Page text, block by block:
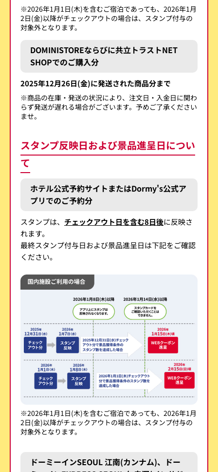
※2026年1月1日(木)を含むご宿泊であっても、2026年1月
2日(金)以降がチェックアウトの場合は、スタンプ付与の
対象外となります。
DOMINISTOREならびに共立トラストNET
SHOPでのご購入分
2025年12月26日(金)に発送された商品分まで
※商品の在庫・発送の状況により、注文日・入金日に関わ
らず発送が遅れる場合がございます。予めご了承ください
ませ。
スタンプ反映日および景品進呈日につい
て
ホテル公式予約サイトまたはDormy's公式ア
プリでのご予約分
スタンプは、 チェックアウト日を含む8日後に反映さ
れます。
最終スタンプ付与日および景品進呈日は下記をご確認
ください。
※2026年1月1日(木)を含むご宿泊であっても、2026年1月
2日(金)以降がチェックアウトの場合は、スタンプ付与の
対象外となります。
ドーミーインSEOUL 江南(カンナム)、ドー